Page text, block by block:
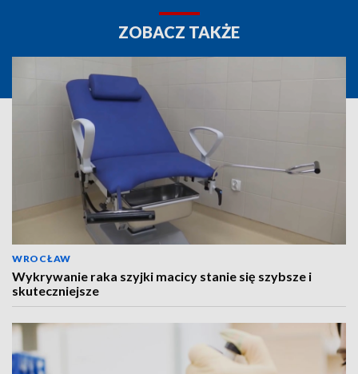
ZOBACZ TAKŻE
WROCŁAW
Wykrywanie raka szyjki macicy stanie się szybsze i
skuteczniejsze